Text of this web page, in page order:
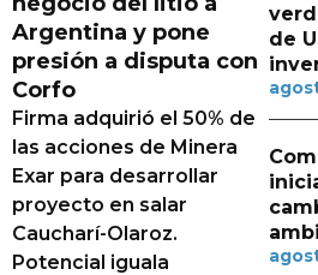
Argentina y pone
presión a disputa con
Corfo
Firma adquirió el 50% de
las acciones de Minera
Exar para desarrollar
proyecto en salar
Caucharí-Olaroz.
Potencial iguala
de